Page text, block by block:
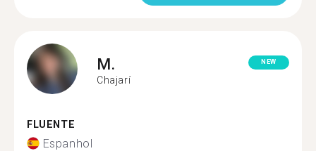
M.
Chajarí
NEW
FLUENTE
Espanhol